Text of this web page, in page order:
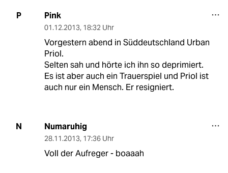
P Pink
01.12.2013, 18:32 Uhr
Vorgestern abend in Süddeutschland Urban
Priol.
Selten sah und hörte ich ihn so deprimiert.
Es ist aber auch ein Trauerspiel und Priol ist
auch nur ein Mensch. Er resigniert.
N Numaruhig
28.11.2013, 17:36 Uhr
Voll der Aufreger - boaaah